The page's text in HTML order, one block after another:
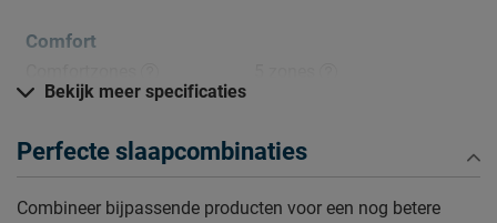
Comfort
Hardheid
Slaaphouding
buik, rug, zij
Mate van ondersteuning
Bekijk meer specificaties
Perfecte slaapcombinaties
Combineer bijpassende producten voor een nog betere